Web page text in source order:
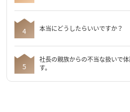
本当にどうしたらいいですか？
社長の親族からの不当な扱いで
す。